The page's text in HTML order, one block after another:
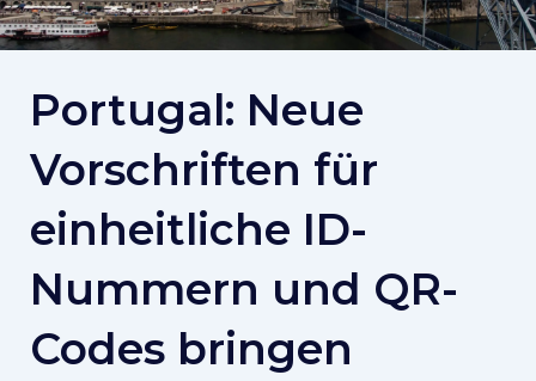
Portugal: Neue
Vorschriften für
einheitliche ID-
Nummern und QR-
Codes bringen